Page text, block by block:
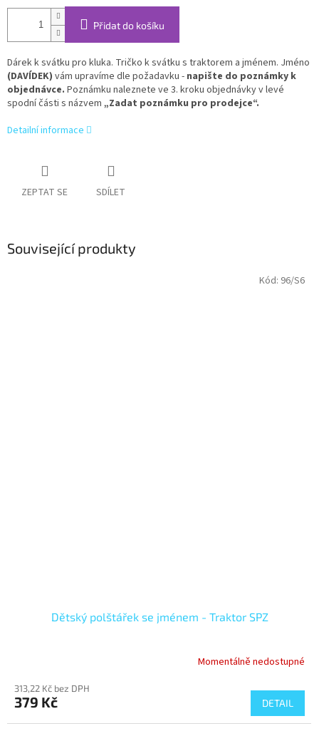
Přidat do košíku
Dárek k svátku pro kluka. Tričko k svátku s traktorem a jménem. Jméno
(DAVÍDEK) vám upravíme dle požadavku - napište do poznámky k
objednávce. Poznámku naleznete ve 3. kroku objednávky v levé
spodní části s názvem „Zadat poznámku pro prodejce“.
Detailní informace
ZEPTAT SE SDÍLET
Související produkty
Dětský polštářek se jménem - Traktor SPZ
Momentálně nedostupné
313,22 Kč bez DPH
379 Kč DETAIL
Kód: 96/S6